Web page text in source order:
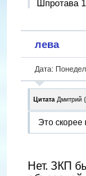
Шпротава
лева
Дата:
Цитата Дмитрий (
Это скорее
Нет. ЗКП